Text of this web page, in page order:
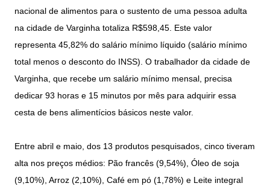
nacional de alimentos para o sustento de uma pessoa adulta
na cidade de Varginha totaliza R$598,45. Este valor
representa 45,82% do salário mínimo líquido (salário mínimo
total menos o desconto do INSS). O trabalhador da cidade de
Varginha, que recebe um salário mínimo mensal, precisa
dedicar 93 horas e 15 minutos por mês para adquirir essa
cesta de bens alimentícios básicos neste valor.
Entre abril e maio, dos 13 produtos pesquisados, cinco tiveram
alta nos preços médios: Pão francês (9,54%), Óleo de soja
(9,10%), Arroz (2,10%), Café em pó (1,78%) e Leite integral